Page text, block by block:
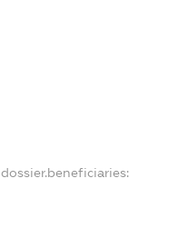
dossier.beneficiaries: